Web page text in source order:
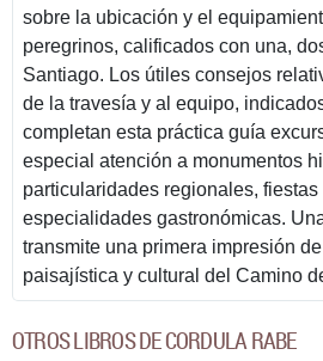
sobre la ubicación y el
peregrinos, calificados con una,
Santiago. Los útiles consejos
de la travesía y al equipo,
completan esta práctica guía
especial atención a monumentos
particularidades regionales,
especialidades gastronómicas.
transmite una primera impresión
paisajística y cultural del Camino
OTROS LIBROS DE CORDULA RABE